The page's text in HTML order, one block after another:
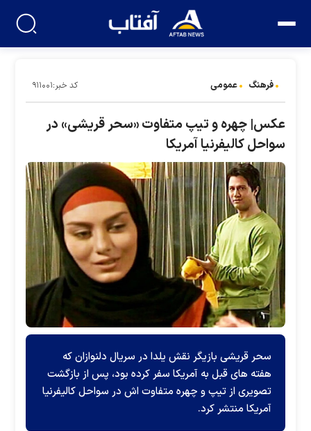
فرهنگ عمومی کد خبر:۹۱۱۰۰۱
عکس| چهره و تیپ متفاوت «سحر قریشی» در
سواحل کالیفرنیا آمریکا
سحر قریشی بازیگر نقش یلدا در سریال دلنوازان که
هفته های قبل به آمریکا سفر کرده بود، پس از بازگشت
تصویری از تیپ و چهره متفاوت اش در سواحل کالیفرنیا
آمریکا منتشر کرد.